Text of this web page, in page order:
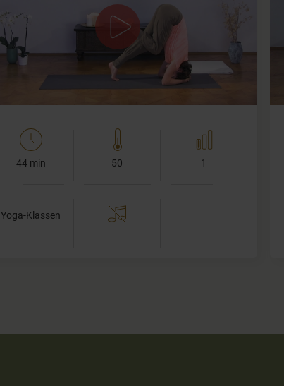
Oft stecken wir fest im Leben, weil wir nicht in der Lage
sind, dieselbe Situation einfach mal aus einem
anderen…
44 min 50 1
Yoga-Klassen